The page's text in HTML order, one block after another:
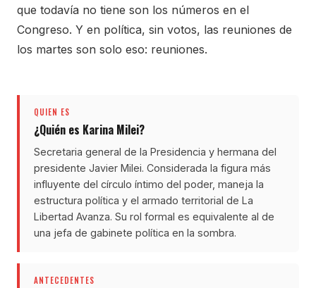
que todavía no tiene son los números en el
Congreso. Y en política, sin votos, las reuniones de
los martes son solo eso: reuniones.
QUIEN ES
¿Quién es Karina Milei?
Secretaria general de la Presidencia y hermana del
presidente Javier Milei. Considerada la figura más
influyente del círculo íntimo del poder, maneja la
estructura política y el armado territorial de La
Libertad Avanza. Su rol formal es equivalente al de
una jefa de gabinete política en la sombra.
ANTECEDENTES